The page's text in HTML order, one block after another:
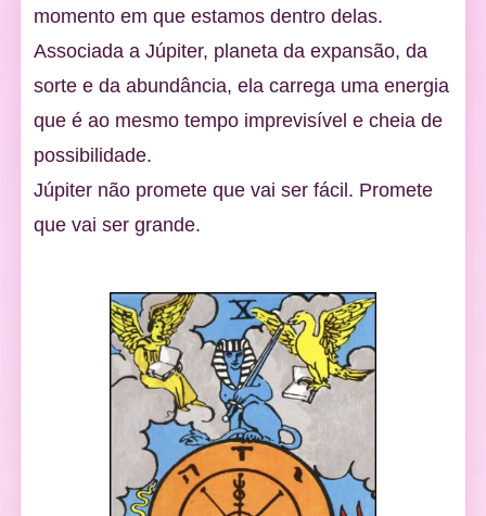
momento em que estamos dentro delas.
Associada a Júpiter, planeta da expansão, da
sorte e da abundância, ela carrega uma energia
que é ao mesmo tempo imprevisível e cheia de
possibilidade.
Júpiter não promete que vai ser fácil. Promete
que vai ser grande.